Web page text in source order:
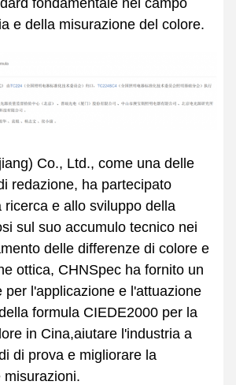
e della misurazione del colore.
Co., Ltd., come una delle
redazione, ha partecipato
ricerca e allo sviluppo della
sul suo accumulo tecnico nei
delle differenze di colore e
ottica, CHNSpec ha fornito un
per l'applicazione e l'attuazione
formula CIEDE2000 per la
in Cina,aiutare l'industria a
di prova e migliorare la
misurazioni.